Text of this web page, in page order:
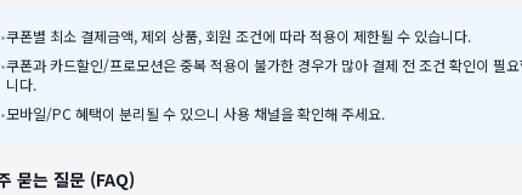
•쿠폰별 최소 결제금액, 제외 상품, 회원 조건에 따라 적용이 제한될 수 있습니다.
•쿠폰과 카드할인/프로모션은 중복 적용이 불가한 경우가 많아 결제 전 조건 확인이 필
니다.
•모바일/PC 혜택이 분리될 수 있으니 사용 채널을 확인해 주세요.
묻는 질문 (FAQ)